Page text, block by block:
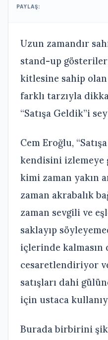
PAYLAŞ:
Uzun zamandır
stand-up
kitlesine sahip
farklı tarzıyla
“Satışa Geldik”i
Cem Eroğlu,
kendisini izlemeye
kimi zaman yakın
zaman akrabalık
zaman sevgili ve
saklayıp
içlerinde kalmasın
cesaretlendiriyor
satışları dahi
için ustaca
Burada birbirini